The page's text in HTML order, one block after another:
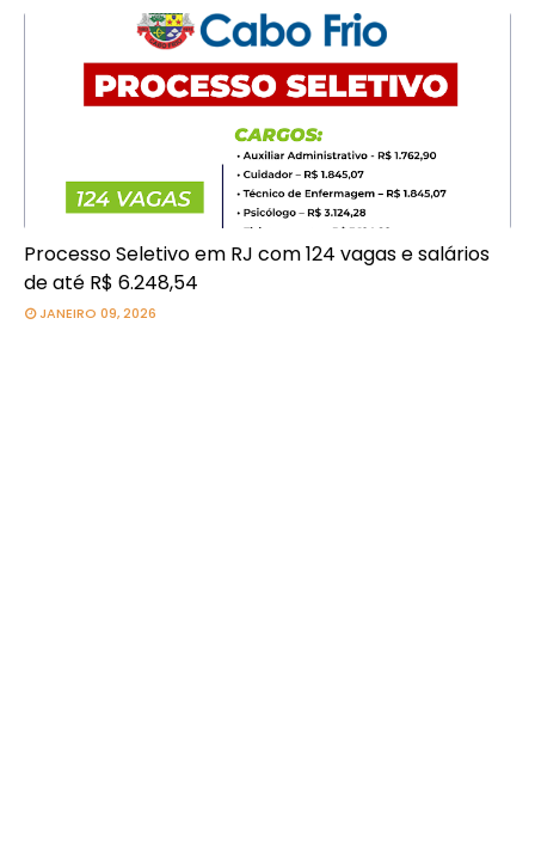
Processo Seletivo em RJ com 124 vagas e salários
de até R$ 6.248,54
JANEIRO 09, 2026